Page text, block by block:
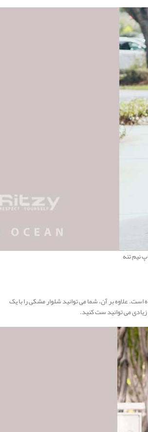
نیم تنه
علاوه بر آن، شما می توانید شلوار مشکی را با یک
می توانید ست کنید.